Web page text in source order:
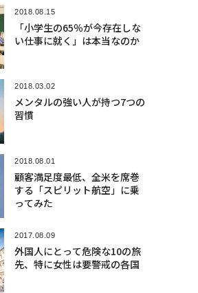
2018.08.15
「小学生の65％が今存在しな
い仕事に就く」は本当なのか
2018.03.02
メンタルの強い人が持つ7つの
習慣
2018.08.01
顧客満足度最低、全米を席巻
する「スピリット航空」に乗
ってみた
2017.08.09
外国人にとって危険な10の旅
先、特に女性は要警戒の各国